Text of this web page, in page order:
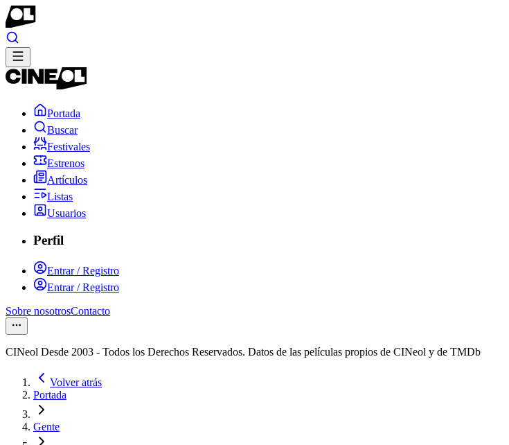
Portada
Buscar
Festivales
Estrenos
Artículos
Listas
Usuarios
Perfil
Entrar / Registro
Entrar / Registro
Sobre nosotrosContacto
CINeol Desde 2003 - Todos los Derechos Reservados. Datos de las películas propios de CINeol y de TMDb
Volver atrás
Portada
Gente